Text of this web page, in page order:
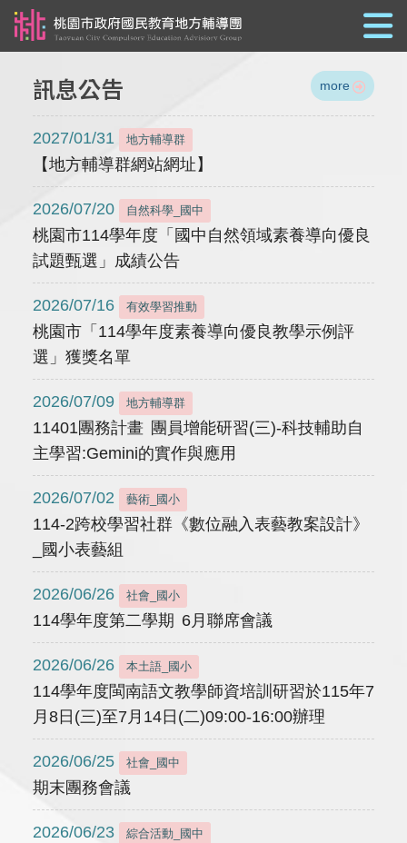
訊息公告 more
2027/01/31 地方輔導群
【地方輔導群網站網址】
2026/07/20 自然科學_國中
桃園市114學年度「國中自然領域素養導向優良
試題甄選」成績公告
2026/07/16 有效學習推動
桃園市「114學年度素養導向優良教學示例評
選」獲獎名單
2026/07/09 地方輔導群
11401團務計畫 團員增能研習(三)-科技輔助自
主學習:Gemini的實作與應用
2026/07/02 藝術_國小
114-2跨校學習社群《數位融入表藝教案設計》
_國小表藝組
2026/06/26 社會_國小
114學年度第二學期 6月聯席會議
2026/06/26 本土語_國小
114學年度閩南語文教學師資培訓研習於115年7
月8日(三)至7月14日(二)09:00-16:00辦理
2026/06/25 社會_國中
期末團務會議
2026/06/23 綜合活動_國中